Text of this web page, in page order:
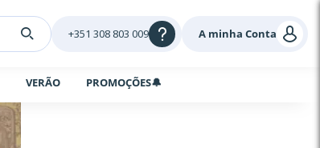
A minha Conta
+351 308 803 009
VERÃO PROMOÇÕES🔔